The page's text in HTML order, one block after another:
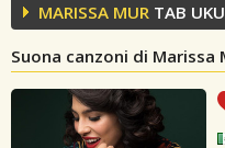
MARISSA MUR TAB
Suona canzoni di Marissa